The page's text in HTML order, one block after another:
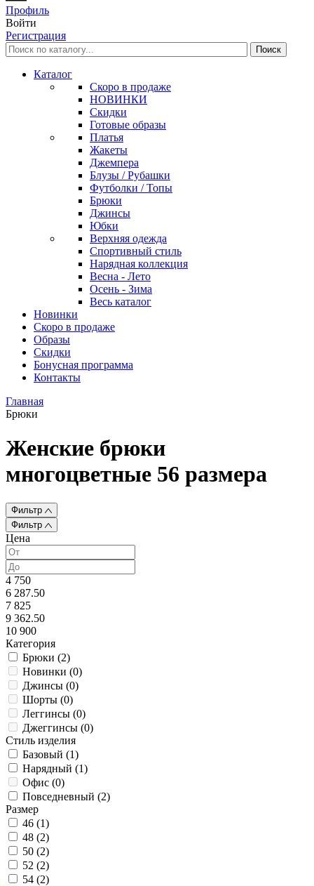
Профиль
Войти
Регистрация
Каталог
Скоро в продаже
НОВИНКИ
Скидки
Готовые образы
Платья
Жакеты
Джемпера
Блузы / Рубашки
Футболки / Топы
Брюки
Джинсы
Юбки
Верхняя одежда
Спортивный стиль
Нарядная коллекция
Весна - Лето
Осень - Зима
Весь каталог
Новинки
Скоро в продаже
Образы
Скидки
Бонусная программа
Контакты
Главная
Брюки
Женские брюки
многоцветные 56 размера
Фильтр
Фильтр
Цена
4 750
6 287.50
7 825
9 362.50
10 900
Категория
Брюки (2)
Новинки (0)
Джинсы (0)
Шорты (0)
Леггинсы (0)
Джеггинсы (0)
Стиль изделия
Базовый (1)
Нарядный (1)
Офис (0)
Повседневный (2)
Размер
46 (1)
48 (2)
50 (2)
52 (2)
54 (2)